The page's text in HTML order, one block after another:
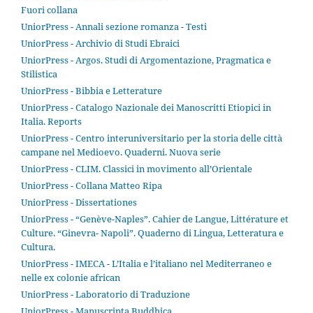
Fuori collana
UniorPress - Annali sezione romanza - Testi
UniorPress - Archivio di Studi Ebraici
UniorPress - Argos. Studi di Argomentazione, Pragmatica e
Stilistica
UniorPress - Bibbia e Letterature
UniorPress - Catalogo Nazionale dei Manoscritti Etiopici in
Italia. Reports
UniorPress - Centro interuniversitario per la storia delle città
campane nel Medioevo. Quaderni. Nuova serie
UniorPress - CLIM. Classici in movimento all’Orientale
UniorPress - Collana Matteo Ripa
UniorPress - Dissertationes
UniorPress - “Genève-Naples”. Cahier de Langue, Littérature et
Culture. “Ginevra- Napoli”. Quaderno di Lingua, Letteratura e
Cultura.
UniorPress - IMECA - L’Italia e l’italiano nel Mediterraneo e
nelle ex colonie african
UniorPress - Laboratorio di Traduzione